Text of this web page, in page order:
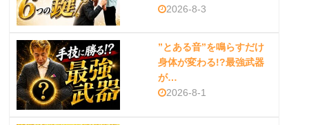
2026-8-3
”とある音”を鳴らすだけ
身体が変わる!?最強武器
が…
2026-8-1